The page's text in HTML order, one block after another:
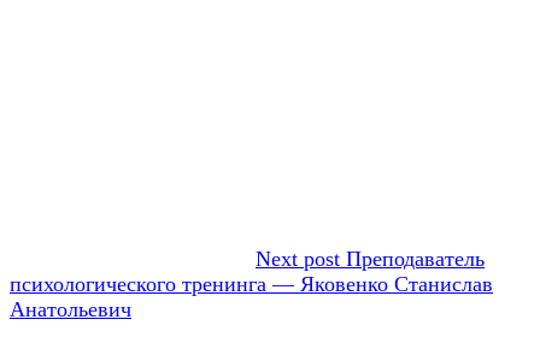
Next post Преподаватель
психологического тренинга — Яковенко Станислав
Анатольевич